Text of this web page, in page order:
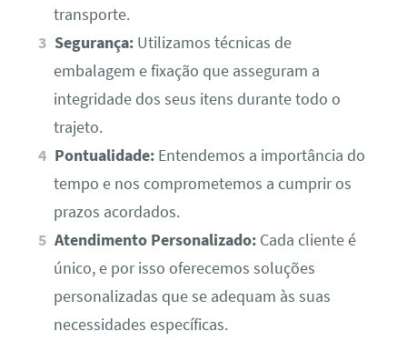
transporte.
Segurança: Utilizamos técnicas de
embalagem e fixação que asseguram a
integridade dos seus itens durante todo o
trajeto.
Pontualidade: Entendemos a importância do
tempo e nos comprometemos a cumprir os
prazos acordados.
Atendimento Personalizado: Cada cliente é
único, e por isso oferecemos soluções
personalizadas que se adequam às suas
necessidades específicas.